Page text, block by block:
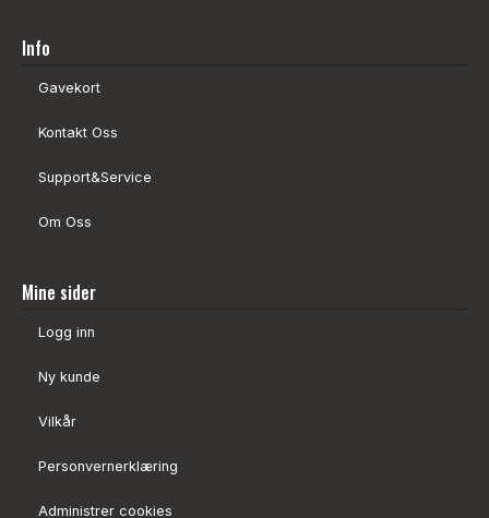
Info
Gavekort
Kontakt Oss
Support&Service
Om Oss
Mine sider
Logg inn
Ny kunde
Vilkår
Personvernerklæring
Administrer cookies